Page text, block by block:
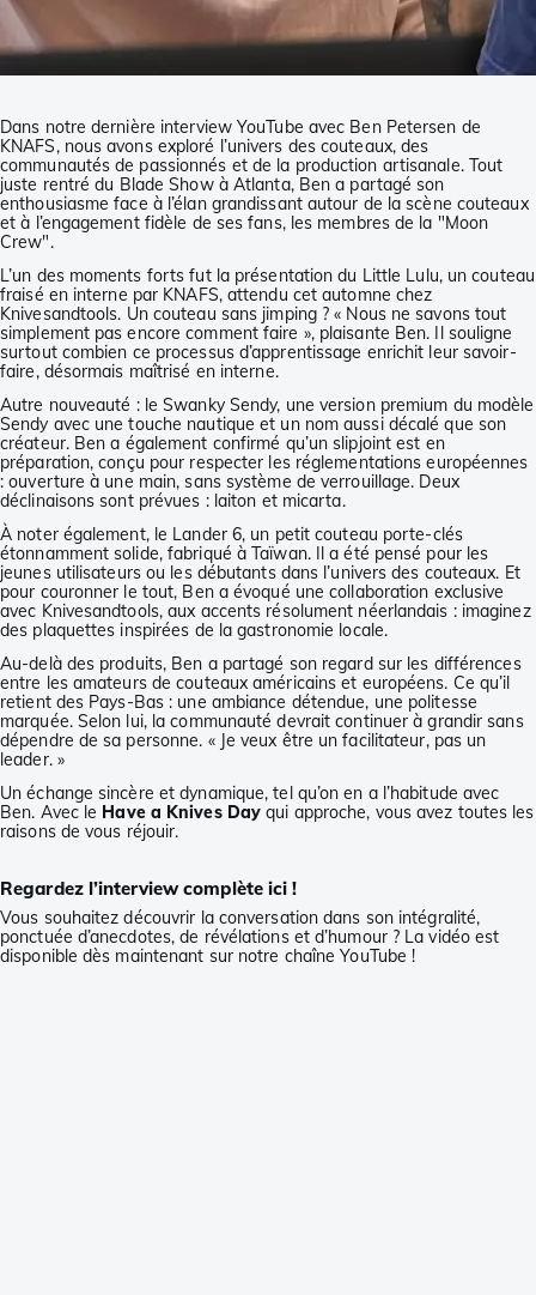
Dans notre dernière interview YouTube avec Ben Petersen de
KNAFS, nous avons exploré l’univers des couteaux, des
communautés de passionnés et de la production artisanale. Tout
juste rentré du Blade Show à Atlanta, Ben a partagé son
enthousiasme face à l’élan grandissant autour de la scène couteaux
et à l’engagement fidèle de ses fans, les membres de la "Moon
Crew".
L’un des moments forts fut la présentation du Little Lulu, un couteau
fraisé en interne par KNAFS, attendu cet automne chez
Knivesandtools. Un couteau sans jimping ? « Nous ne savons tout
simplement pas encore comment faire », plaisante Ben. Il souligne
surtout combien ce processus d’apprentissage enrichit leur savoir-
faire, désormais maîtrisé en interne.
Autre nouveauté : le Swanky Sendy, une version premium du modèle
Sendy avec une touche nautique et un nom aussi décalé que son
créateur. Ben a également confirmé qu’un slipjoint est en
préparation, conçu pour respecter les réglementations européennes
: ouverture à une main, sans système de verrouillage. Deux
déclinaisons sont prévues : laiton et micarta.
À noter également, le Lander 6, un petit couteau porte-clés
étonnamment solide, fabriqué à Taïwan. Il a été pensé pour les
jeunes utilisateurs ou les débutants dans l’univers des couteaux. Et
pour couronner le tout, Ben a évoqué une collaboration exclusive
avec Knivesandtools, aux accents résolument néerlandais : imaginez
des plaquettes inspirées de la gastronomie locale.
Au-delà des produits, Ben a partagé son regard sur les différences
entre les amateurs de couteaux américains et européens. Ce qu’il
retient des Pays-Bas : une ambiance détendue, une politesse
marquée. Selon lui, la communauté devrait continuer à grandir sans
dépendre de sa personne. « Je veux être un facilitateur, pas un
leader. »
Un échange sincère et dynamique, tel qu’on en a l’habitude avec
Ben. Avec le Have a Knives Day qui approche, vous avez toutes les
raisons de vous réjouir.
Regardez l’interview complète ici !
Vous souhaitez découvrir la conversation dans son intégralité,
ponctuée d’anecdotes, de révélations et d’humour ? La vidéo est
disponible dès maintenant sur notre chaîne YouTube !